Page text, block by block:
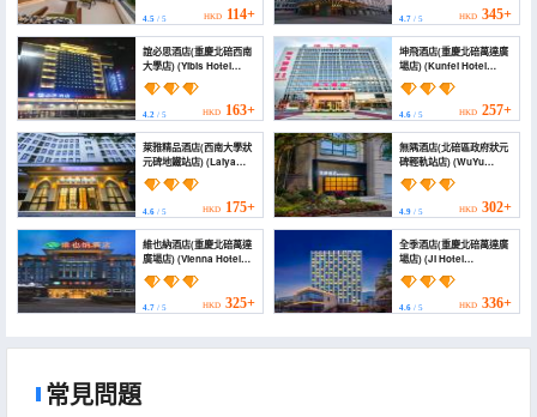
Zhuangyuanbei
Subway Station))
4.5 / 5 HKD 114+ 4.7/ 5 HKD 345+
誼必思酒店(重慶北碚西南
大學店) (Yibis Hotel
(Chongqing Beibei
Southwest University))
4.2 / 5 HKD 163+
坤飛酒店(重慶北碚萬達廣
場店) (Kunfei Hotel
(Chongqing Beibei
Wanda Plaza))
4.6/ 5 HKD 257+
萊雅精品酒店(西南大學狀
元碑地鐵站店) (Laiya
Boutique Hotel
(Southwest University
Zhuangyuanbei
Subway Station))
4.6 / 5 HKD 175+
無隅酒店(北碚區政府狀元
碑輕軌站店) (WuYu
Hotel（Beibei District
Government Zhuang
Yuan Bei Light Rail
station))
4.9/ 5 HKD 302+
維也納酒店(重慶北碚萬達
廣場店) (Vienna Hotel
(Chongqing Beibei
Wanda Plaza))
4.7 / 5 HKD 325+
全季酒店(重慶北碚萬達廣
場店) (JI Hotel
(Chongqing Beibei
Wanda Plaza))
4.6/ 5 HKD 336+
常見問題